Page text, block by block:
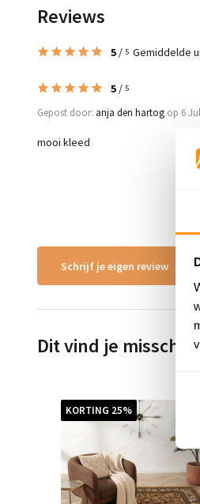
Reviews
5 / 5 Gemiddelde
5 / 5
Gepost door: anja den hartog op 6
mooi kleed
Schrijf je eigen review
Dit vind je
KORTING 25%